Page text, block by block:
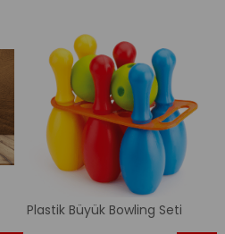
Plastik Büyük Bowling Seti